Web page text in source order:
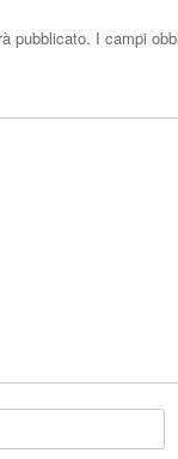
pubblicato. I campi